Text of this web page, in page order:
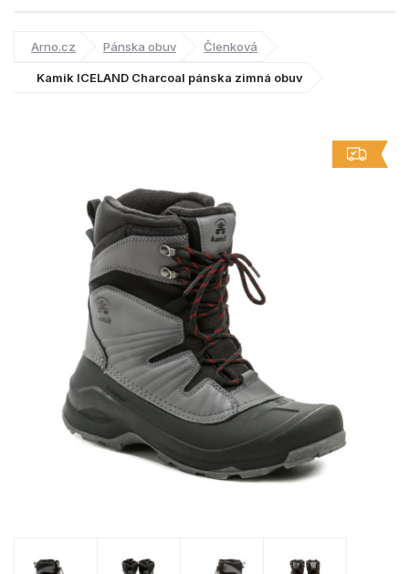
Arno.cz Pánska obuv Členková
Kamik ICELAND Charcoal pánska zimná obuv